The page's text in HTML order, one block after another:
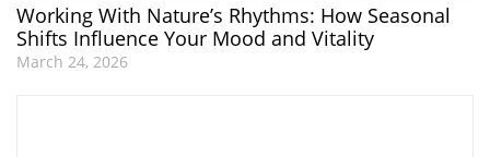
Working With Nature’s Rhythms: How Seasonal
Shifts Influence Your Mood and Vitality
March 24, 2026